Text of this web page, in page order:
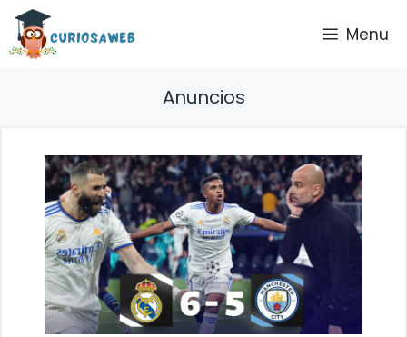
Saltar
contenido
Menu
Anuncios